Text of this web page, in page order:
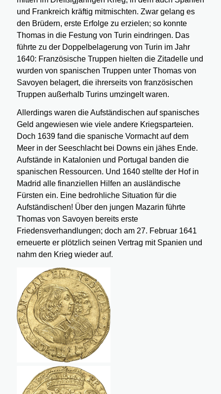
und Frankreich kräftig mitmischten. Zwar gelang es
den Brüdern, erste Erfolge zu erzielen; so konnte
Thomas in die Festung von Turin eindringen. Das
führte zu der Doppelbelagerung von Turin im Jahr
1640: Französische Truppen hielten die Zitadelle und
wurden von spanischen Truppen unter Thomas von
Savoyen belagert, die ihrerseits von französischen
Truppen außerhalb Turins umzingelt waren.
Allerdings waren die Aufständischen auf spanisches
Geld angewiesen wie viele andere Kriegsparteien.
Doch 1639 fand die spanische Vormacht auf dem
Meer in der Seeschlacht bei Downs ein jähes Ende.
Aufstände in Katalonien und Portugal banden die
spanischen Ressourcen. Und 1640 stellte der Hof in
Madrid alle finanziellen Hilfen an ausländische
Fürsten ein. Eine bedrohliche Situation für die
Aufständischen! Über den jungen Mazarin führte
Thomas von Savoyen bereits erste
Friedensverhandlungen; doch am 27. Februar 1641
erneuerte er plötzlich seinen Vertrag mit Spanien und
nahm den Krieg wieder auf.